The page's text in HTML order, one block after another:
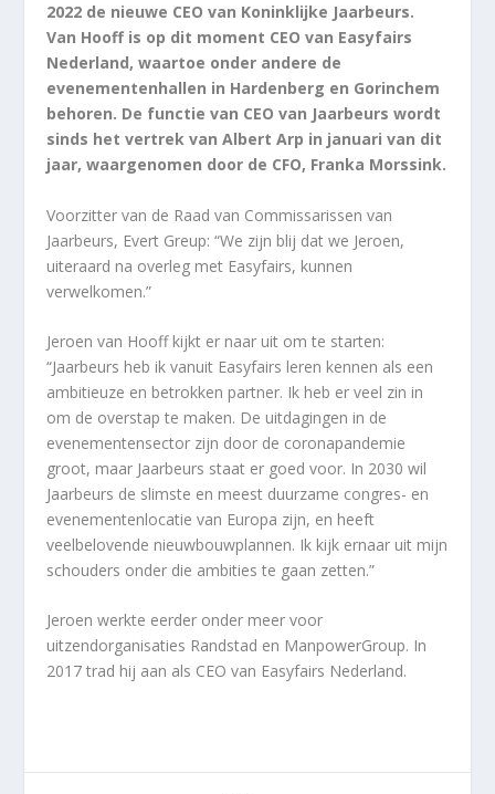
2022 de nieuwe CEO van Koninklijke Jaarbeurs.
Van Hooff is op dit moment CEO van Easyfairs
Nederland, waartoe onder andere de
evenementenhallen in Hardenberg en Gorinchem
behoren. De functie van CEO van Jaarbeurs wordt
sinds het vertrek van Albert Arp in januari van dit
jaar, waargenomen door de CFO, Franka Morssink.
Voorzitter van de Raad van Commissarissen van
Jaarbeurs, Evert Greup: “We zijn blij dat we Jeroen,
uiteraard na overleg met Easyfairs, kunnen
verwelkomen.”
Jeroen van Hooff kijkt er naar uit om te starten:
“Jaarbeurs heb ik vanuit Easyfairs leren kennen als een
ambitieuze en betrokken partner. Ik heb er veel zin in
om de overstap te maken. De uitdagingen in de
evenementensector zijn door de coronapandemie
groot, maar Jaarbeurs staat er goed voor. In 2030 wil
Jaarbeurs de slimste en meest duurzame congres- en
evenementenlocatie van Europa zijn, en heeft
veelbelovende nieuwbouwplannen. Ik kijk ernaar uit mijn
schouders onder die ambities te gaan zetten.”
Jeroen werkte eerder onder meer voor
uitzendorganisaties Randstad en ManpowerGroup. In
2017 trad hij aan als CEO van Easyfairs Nederland.